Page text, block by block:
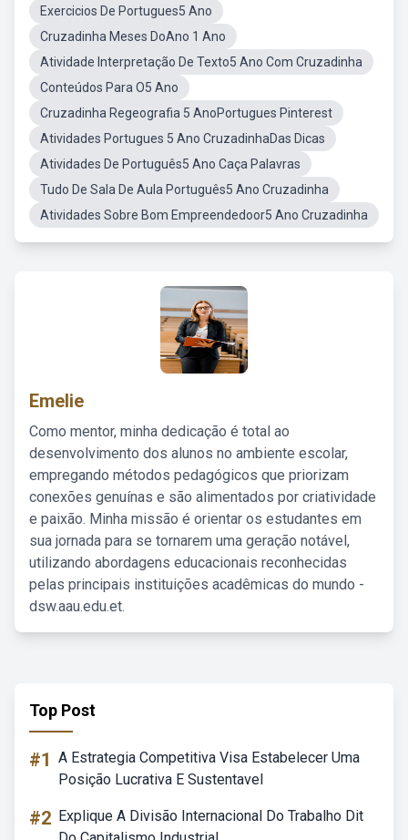
Exercicios De Portugues5 Ano
Cruzadinha Meses DoAno 1 Ano
Atividade Interpretação De Texto5 Ano Com Cruzadinha
Conteúdos Para O5 Ano
Cruzadinha Regeografia 5 AnoPortugues Pinterest
Atividades Portugues 5 Ano CruzadinhaDas Dicas
Atividades De Português5 Ano Caça Palavras
Tudo De Sala De Aula Português5 Ano Cruzadinha
Atividades Sobre Bom Empreendedoor5 Ano Cruzadinha
Emelie
Como mentor, minha dedicação é total ao
desenvolvimento dos alunos no ambiente escolar,
empregando métodos pedagógicos que priorizam
conexões genuínas e são alimentados por criatividade
e paixão. Minha missão é orientar os estudantes em
sua jornada para se tornarem uma geração notável,
utilizando abordagens educacionais reconhecidas
pelas principais instituições acadêmicas do mundo -
dsw.aau.edu.et.
Top Post
#1 A Estrategia Competitiva Visa Estabelecer Uma
Posição Lucrativa E Sustentavel
#2 Explique A Divisão Internacional Do Trabalho Dit